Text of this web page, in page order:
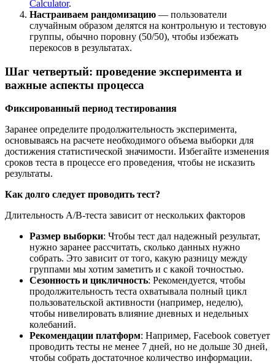
Calculator.
Настраиваем рандомизацию — пользователи
случайным образом делятся на контрольную и тестовую
группы, обычно поровну (50/50), чтобы избежать
перекосов в результатах.
Шаг четвертый: проведение эксперимента и
важные аспекты процесса
Фиксированный период тестирования
Заранее определите продолжительность эксперимента,
основываясь на расчете необходимого объема выборки для
достижения статистической значимости.​ Избегайте изменения
сроков теста в процессе его проведения, чтобы не исказить
результаты.
Как долго следует проводить тест?
Длительность A/B-теста зависит от нескольких факторов
Размер выборки: Чтобы тест дал надежный результат,
нужно заранее рассчитать, сколько данных нужно
собрать. Это зависит от того, какую разницу между
группами мы хотим заметить и с какой точностью.
Сезонность и цикличность: Рекомендуется, чтобы
продолжительность теста охватывала полный цикл
пользовательской активности (например, неделю),
чтобы нивелировать влияние дневных и недельных
колебаний.​
Рекомендации платформ: Например, Facebook советует
проводить тесты не менее 7 дней, но не дольше 30 дней,
чтобы собрать достаточное количество информации.